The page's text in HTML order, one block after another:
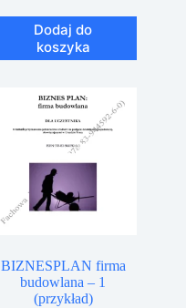
Dodaj do
koszyka
BIZNESPLAN firma
budowlana – 1
(przykład)